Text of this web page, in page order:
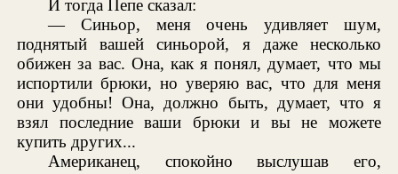
И тогда Пепе сказал:
— Синьор, меня очень удивляет шум,
поднятый вашей синьорой, я даже несколько
обижен за вас. Она, как я понял, думает, что мы
испортили брюки, но уверяю вас, что для меня
они удобны! Она, должно быть, думает, что я
взял последние ваши брюки и вы не можете
купить других...
Американец, спокойно выслушав его,